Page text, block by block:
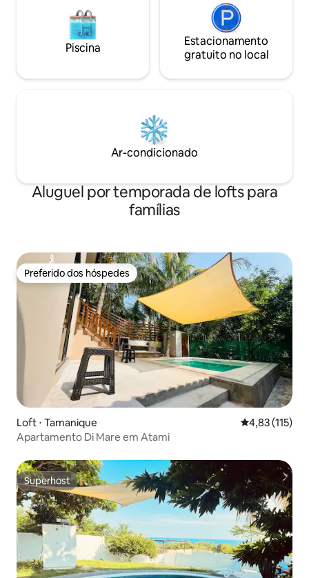
Piscina
Estacionamento
gratuito no local
Ar-condicionado
Aluguel por temporada de lofts para
famílias
Preferido dos hóspedes
Preferido dos hóspedes
Loft ⋅ Tamanique 4,83 de uma
4,83 (115)
Apartamento Di Mare em Atami
Superhost
Superhost